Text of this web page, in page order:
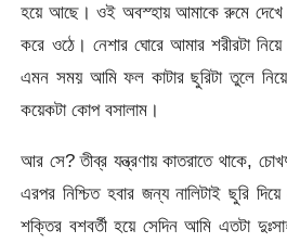
হয়ে আছে। ওই অবস্হায় আমাকে রুমে দেখে
করে ওঠে। নেশার ঘোরে আমার শরীরটা
এমন সময় আমি ফল কাটার ছুরিটা তুলে
কয়েকটা কোপ বসালাম।
আর সে? তীব্র যন্ত্রণায় কাতরাতে থাকে,
এরপর নিশ্চিত হবার জন্য নালিটাই ছুরি
শক্তির বশবর্তী হয়ে সেদিন আমি এতটা